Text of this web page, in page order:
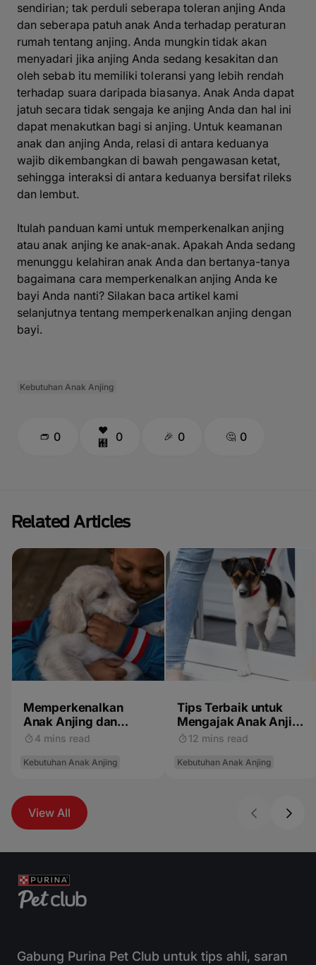
sendirian; tak perduli seberapa toleran anjing Anda
dan seberapa patuh anak Anda terhadap peraturan
rumah tentang anjing. Anda mungkin tidak akan
menyadari jika anjing Anda sedang kesakitan dan
oleh sebab itu memiliki toleransi yang lebih rendah
terhadap suara daripada biasanya. Anak Anda dapat
jatuh secara tidak sengaja ke anjing Anda dan hal ini
dapat menakutkan bagi si anjing. Untuk keamanan
anak dan anjing Anda, relasi di antara keduanya
wajib dikembangkan di bawah pengawasan ketat,
sehingga interaksi di antara keduanya bersifat rileks
dan lembut.
Itulah panduan kami untuk memperkenalkan anjing
atau anak anjing ke anak-anak. Apakah Anda sedang
menunggu kelahiran anak Anda dan bertanya-tanya
bagaimana cara memperkenalkan anjing Anda ke
bayi Anda nanti? Silakan baca artikel kami
selanjutnya tentang memperkenalkan anjing dengan
bayi.
Kebutuhan Anak Anjing
0 0 0 0
Related Articles
Memperkenalkan
Anak Anjing dan
Anak-Anak
4 mins read
Kebutuhan Anak Anjing
Tips Terbaik untuk
Mengajak Anak Anjing
Anda Bersosialisasi
12 mins read
Kebutuhan Anak Anjing
View All
Gabung Purina Pet Club untuk tips ahli, saran